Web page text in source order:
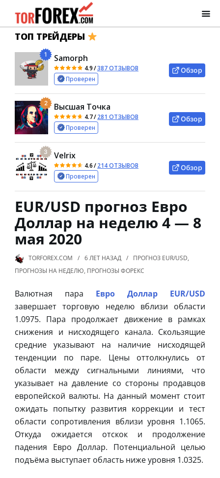
ТОП ТРЕЙДЕРЫ
1 Samorph
4.9/387 ОТЗЫВОВ
Проверен
Обзор
2 Высшая Точка
4.7/281 ОТЗЫВОВ
Проверен
Обзор
3 Velrix
4.6/214 ОТЗЫВОВ
Проверен
Обзор
EUR/USD прогноз Евро
Доллар на неделю 4 — 8
мая 2020
TORFOREX.COM 6 ЛЕТ НАЗАД ПРОГНОЗ EUR/USD,
ПРОГНОЗЫ НА НЕДЕЛЮ, ПРОГНОЗЫ ФОРЕКС
Валютная пара Евро Доллар EUR/USD
завершает торговую неделю вблизи области
1.0975. Пара продолжает движение в рамках
снижения и нисходящего канала. Скользящие
средние указывают на наличие нисходящей
тенденции по паре. Цены оттолкнулись от
области между сигнальными линиями, что
указывает на давление со стороны продавцов
европейской валюты. На данный момент стоит
ожидать попытку развития коррекции и тест
области сопротивления вблизи уровня 1.1065.
Откуда ожидается отскок и продолжение
падения Евро Доллар. Потенциальной целью
подъёма выступает область ниже уровня 1.0325.